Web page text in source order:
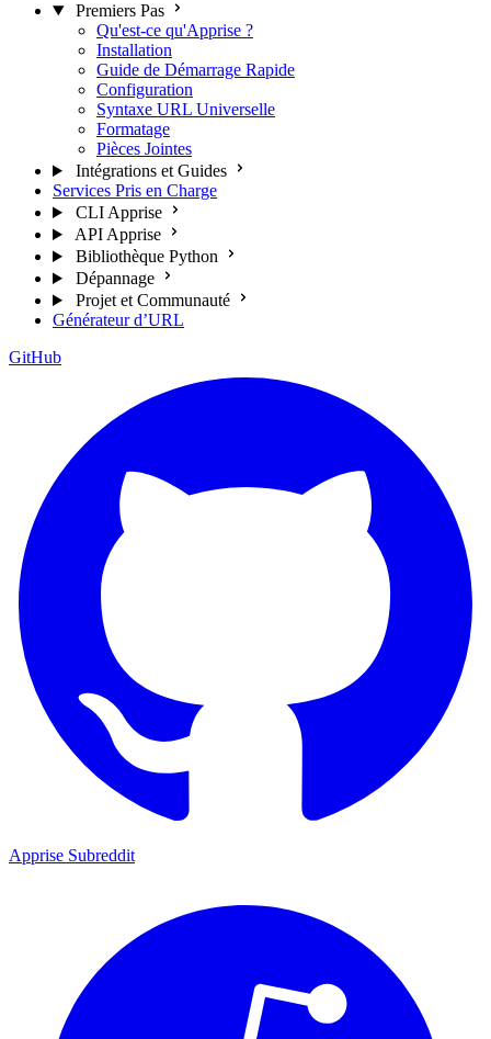
Premiers Pas
Qu'est-ce qu'Apprise ?
Installation
Guide de Démarrage Rapide
Configuration
Syntaxe URL Universelle
Formatage
Pièces Jointes
Intégrations et Guides
Services Pris en Charge
CLI Apprise
API Apprise
Bibliothèque Python
Dépannage
Projet et Communauté
Générateur d’URL
GitHub
Apprise Subreddit